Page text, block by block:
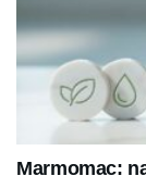
Marmomac: